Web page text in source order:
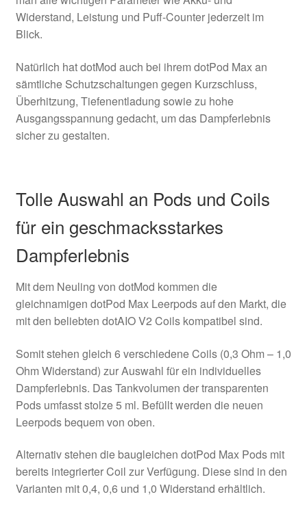
Widerstand, Leistung und Puff-Counter jederzeit im
Blick.
Natürlich hat dotMod auch bei ihrem dotPod Max an
sämtliche Schutzschaltungen gegen Kurzschluss,
Überhitzung, Tiefenentladung sowie zu hohe
Ausgangsspannung gedacht, um das Dampferlebnis
sicher zu gestalten.
Tolle Auswahl an Pods und Coils
für ein geschmacksstarkes
Dampferlebnis
Mit dem Neuling von dotMod kommen die
gleichnamigen dotPod Max Leerpods auf den Markt, die
mit den beliebten dotAIO V2 Coils kompatibel sind.
Somit stehen gleich 6 verschiedene Coils (0,3 Ohm – 1,0
Ohm Widerstand) zur Auswahl für ein individuelles
Dampferlebnis. Das Tankvolumen der transparenten
Pods umfasst stolze 5 ml. Befüllt werden die neuen
Leerpods bequem von oben.
Alternativ stehen die baugleichen dotPod Max Pods mit
bereits integrierter Coil zur Verfügung. Diese sind in den
Varianten mit 0,4, 0,6 und 1,0 Widerstand erhältlich.